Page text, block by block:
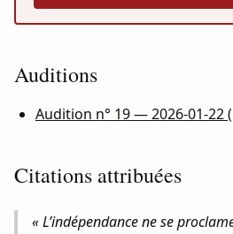
Auditions
Audition n° 19 — 2026-01-22
Citations attribuées
« L’indépendance ne se